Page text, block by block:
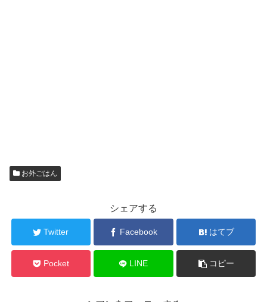
お外ごはん
シェアする
Twitter Facebook はてブ
Pocket LINE コピー